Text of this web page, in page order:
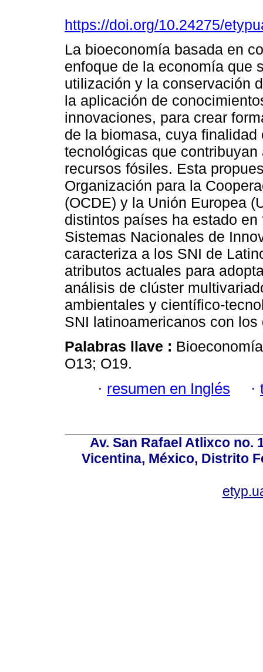
https://doi.org/10.24275/
La bioeconomía basada en
enfoque de la economía que
utilización y la conservación
la aplicación de
innovaciones, para crear
de la biomasa, cuya
tecnológicas que
recursos fósiles. Esta
Organización para la
(OCDE) y la Unión Europea
distintos países ha estado
Sistemas Nacionales de
caracteriza a los SNI de
atributos actuales para
análisis de clúster
ambientales y científico-
SNI latinoamericanos con
Palabras llave :
O13; O19.
· resumen en Inglés ·
Av. San Rafael Atlixco no.
Vicentina, México, Distrito